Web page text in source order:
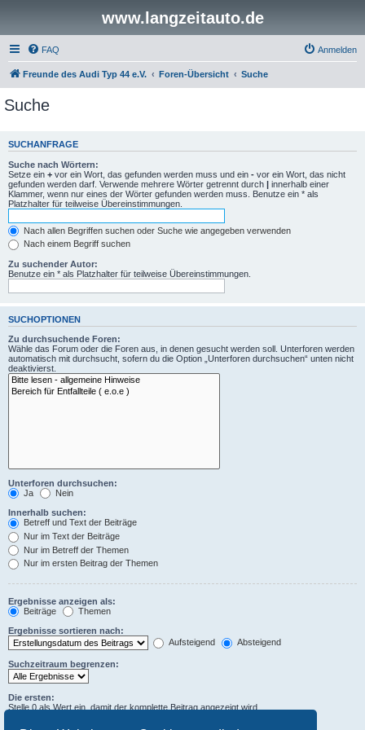
www.langzeitauto.de
FAQ Anmelden
Freunde des Audi Typ 44 e.V. Foren-Übersicht Suche
Suche
SUCHANFRAGE
Suche nach Wörtern:
Setze ein + vor ein Wort, das gefunden werden muss und ein - vor ein Wort, das nicht
gefunden werden darf. Verwende mehrere Wörter getrennt durch | innerhalb einer
Klammer, wenn nur eines der Wörter gefunden werden muss. Benutze ein * als
Platzhalter für teilweise Übereinstimmungen.
Nach allen Begriffen suchen oder Suche wie angegeben verwenden
Nach einem Begriff suchen
Zu suchender Autor:
Benutze ein * als Platzhalter für teilweise Übereinstimmungen.
SUCHOPTIONEN
Zu durchsuchende Foren:
Wähle das Forum oder die Foren aus, in denen gesucht werden soll. Unterforen werden
automatisch mit durchsucht, sofern du die Option „Unterforen durchsuchen“ unten nicht
deaktivierst.
Unterforen durchsuchen:
Ja
Nein
Innerhalb suchen:
Betreff und Text der Beiträge
Nur im Text der Beiträge
Nur im Betreff der Themen
Nur im ersten Beitrag der Themen
Ergebnisse anzeigen als:
Beiträge
Themen
Ergebnisse sortieren nach:
Aufsteigend
Absteigend
Suchzeitraum begrenzen:
Die ersten:
Stelle 0 als Wert ein, damit der komplette Beitrag angezeigt wird.